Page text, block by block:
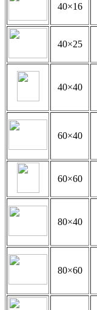
40×16
40×25
40×40
60×40
60×60
80×40
80×60